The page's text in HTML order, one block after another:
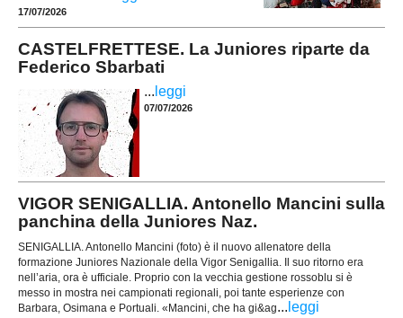
17/07/2026
CASTELFRETTESE. La Juniores riparte da
Federico Sbarbati
... leggi
07/07/2026
VIGOR SENIGALLIA. Antonello Mancini sulla
panchina della Juniores Naz.
SENIGALLIA. Antonello Mancini (foto) è il nuovo allenatore della
formazione Juniores Nazionale della Vigor Senigallia. Il suo ritorno era
nell’aria, ora è ufficiale. Proprio con la vecchia gestione rossoblu si è
messo in mostra nei campionati regionali, poi tante esperienze con
Barbara, Osimana e Portuali. «Mancini, che ha gi&ag... leggi